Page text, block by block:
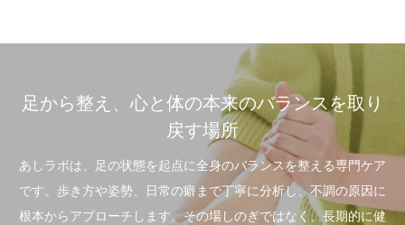
足から整え、心と体の本来のバランスを取り
戻す場所
あしラボは、足の状態を起点に全身のバランスを整える専門ケア
です。歩き方や姿勢、日常の癖まで丁寧に分析し、不調の原因に
根本からアプローチします。その場しのぎではなく、長期的に健